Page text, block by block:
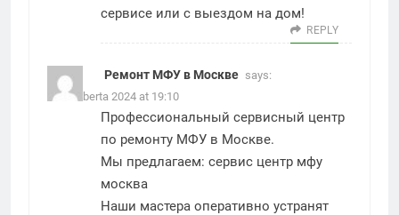
сервисе или с выездом на дом!
REPLY
Ремонт МФУ в Москве says:
3. Octoberta 2024 at 19:10
Профессиональный сервисный центр
по ремонту МФУ в Москве.
Мы предлагаем: сервис центр мфу
москва
Наши мастера оперативно устранят